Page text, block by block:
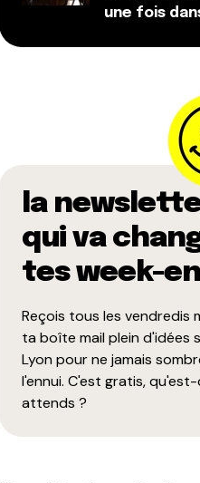
une fois
la
qui va
tes week-
Reçois tous les vendredis
ta boîte mail plein d'idées
Lyon pour ne jamais
l'ennui. C'est gratis,
attends ?